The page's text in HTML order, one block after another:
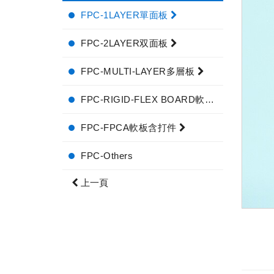
FPC-1LAYER單面板
FPC-2LAYER双面板
FPC-MULTI-LAYER多層板
FPC-RIGID-FLEX BOARD軟硬結合板
FPC-FPCA軟板含打件
FPC-Others
上一頁